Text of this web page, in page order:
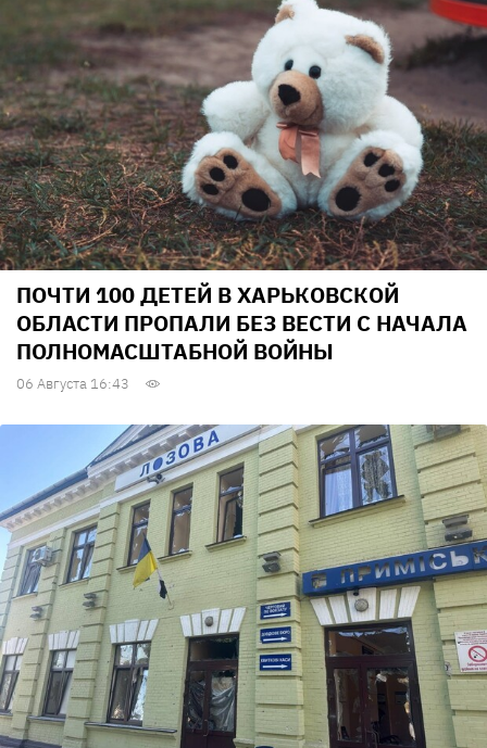
ПОЧТИ 100 ДЕТЕЙ В ХАРЬКОВСКОЙ
ОБЛАСТИ ПРОПАЛИ БЕЗ ВЕСТИ С НАЧАЛА
ПОЛНОМАСШТАБНОЙ ВОЙНЫ
06 Августа 16:43